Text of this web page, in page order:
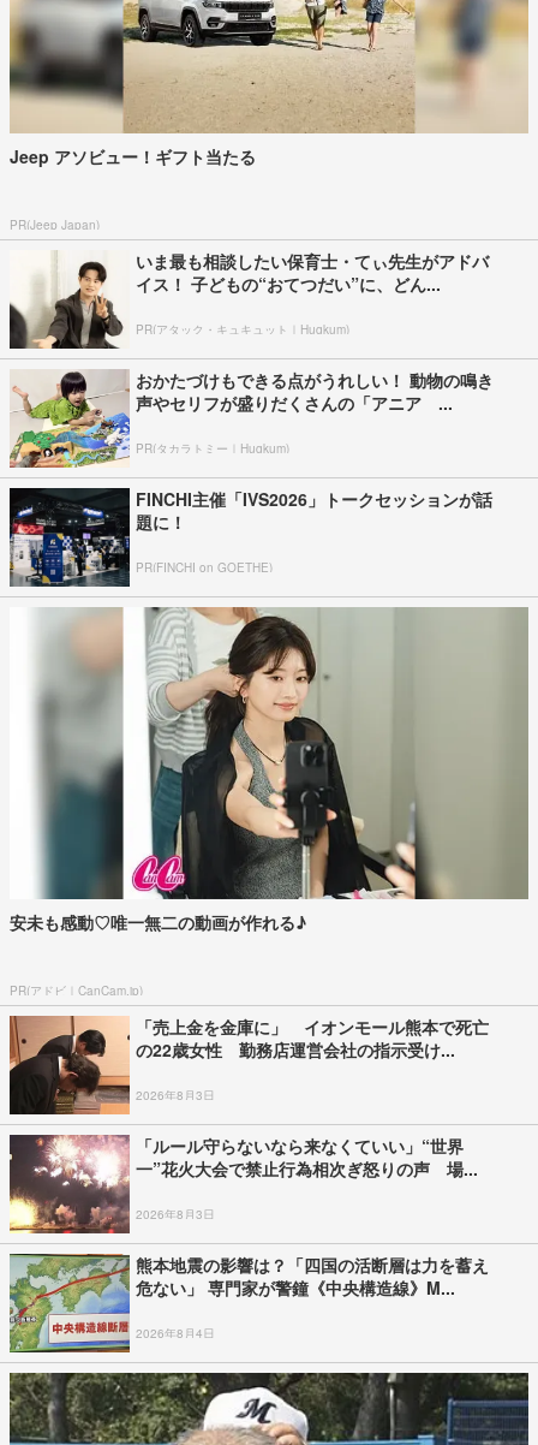
Jeep アソビュー！ギフト当たる
PR(Jeep Japan)
いま最も相談したい保育士・てぃ先生がアドバ
イス！ 子どもの“おてつだい”に、どん...
PR(アタック・キュキュット｜Hugkum)
おかたづけもできる点がうれしい！ 動物の鳴き
声やセリフが盛りだくさんの「アニア ...
PR(タカラトミー｜Hugkum)
FINCHI主催「IVS2026」トークセッションが話
題に！
PR(FINCHI on GOETHE)
安未も感動♡唯一無二の動画が作れる♪
PR(アドビ｜CanCam.jp)
「売上金を金庫に」 イオンモール熊本で死亡
の22歳女性 勤務店運営会社の指示受け...
2026年8月3日
「ルール守らないなら来なくていい」“世界
一”花火大会で禁止行為相次ぎ怒りの声 場...
2026年8月3日
熊本地震の影響は？「四国の活断層は力を蓄え
危ない」 専門家が警鐘《中央構造線》M...
2026年8月4日